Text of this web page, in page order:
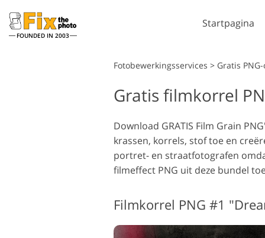
FOUNDED IN 2003
Startpagina
Trouwfoto's bewerken
Lightroom
Lightroom-
LR-vooraf ingestelde
collecties
Voorinstellingen voor
beste aanbieding
Ps-
Fotobewerkingsservices > Gratis
Gratis filmkorrel
Download GRATIS Film Grain
krassen, korrels, stof toe en
portret- en straatfotografen
filmeffect PNG uit deze bundel
Filmkorrel PNG #1